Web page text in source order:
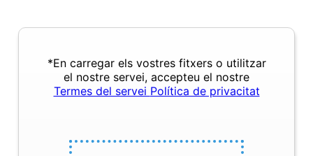
*En carregar els vostres fitxers o utilitzar
el nostre servei, accepteu el nostre
Termes del servei Política de privacitat